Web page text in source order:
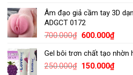
Âm đạo giả cầm tay 3D
ADGCT 0172
700.000₫ 600.000₫
Gel bôi trơn chất tạo nhờn
250.000₫ 150.000₫